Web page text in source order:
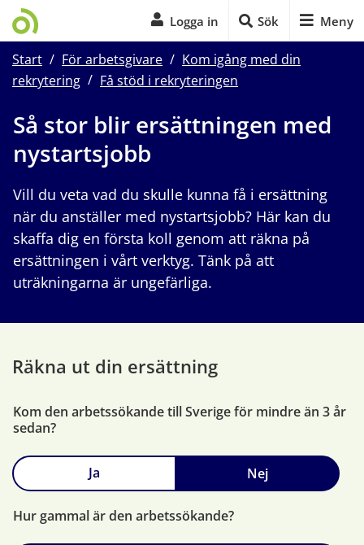
Logga in Sök Meny
Start / För arbetsgivare / Kom igång med din
rekrytering / Få stöd i rekryteringen
Så stor blir ersättningen med
nystartsjobb
Vill du veta vad du skulle kunna få i ersättning
när du anställer med nystartsjobb? Här kan du
skaffa dig en första koll genom att räkna på
ersättningen i vårt verktyg. Tänk på att
uträkningarna är ungefärliga.
Räkna ut din ersättning
Kom den arbetssökande till Sverige för mindre än 3 år
sedan?
Ja Nej
Hur gammal är den arbetssökande?